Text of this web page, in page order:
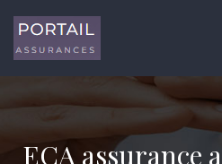
ECA assurance